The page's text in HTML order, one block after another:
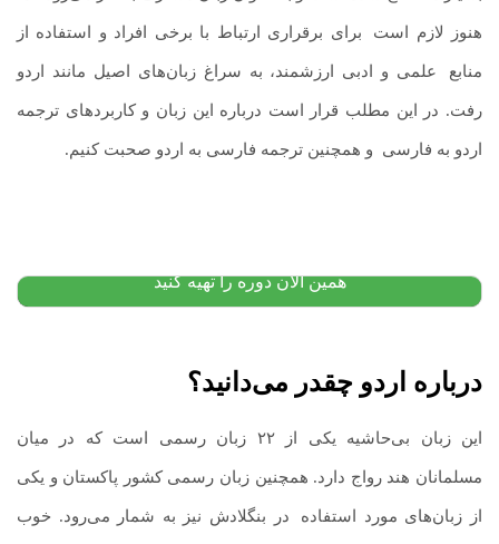
هنوز لازم است برای برقراری ارتباط با برخی افراد و استفاده از
منابع علمی و ادبی ارزشمند، به سراغ زبان‌های اصیل مانند اردو
رفت. در این مطلب قرار است درباره این زبان و کاربردهای ترجمه
اردو به فارسی و همچنین ترجمه فارسی به اردو صحبت کنیم.
همین الان دوره را تهیه کنید
درباره اردو چقدر می‌دانید؟
این زبان بی‌حاشیه یکی از ۲۲ زبان رسمی است که در میان
مسلمانان هند رواج دارد. همچنین زبان رسمی کشور پاکستان و یکی
از زبان‌های مورد استفاده در بنگلادش نیز به شمار می‌رود. خوب